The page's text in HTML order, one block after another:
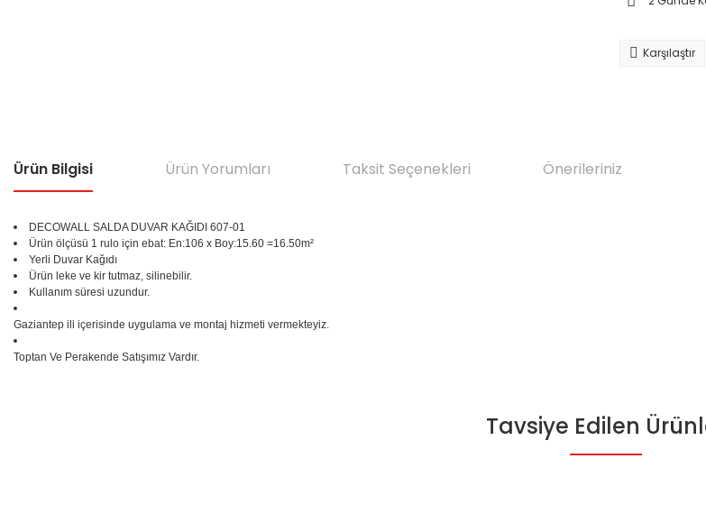
Karşılaştır
Ürün Bilgisi Ürün Yorumları Taksit Seçenekleri Önerileriniz
DECOWALL SALDA DUVAR KAĞIDI 607-01
Ürün ölçüsü 1 rulo için ebat: En:106 x Boy:15.60 =16.50m²
Yerli Duvar Kağıdı
Ürün leke ve kir tutmaz, silinebilir.
Kullanım süresi uzundur.
Gaziantep ili içerisinde uygulama ve montaj hizmeti vermekteyiz.
Toptan Ve Perakende Satışımız Vardır.
Bu ürüne ilk yorumu siz yapın!
Bu ürünün fiyat bilgisi, resim, ürün açıklamalarında ve diğer konularda yetersiz gördüğünüz noktaları öneri formunu
Tavsiye Edilen